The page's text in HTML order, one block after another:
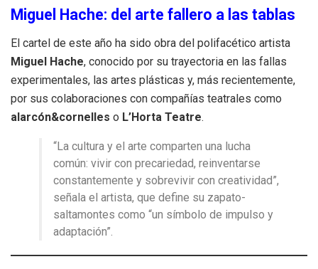
Miguel Hache: del arte fallero a las tablas
El cartel de este año ha sido obra del polifacético artista
Miguel Hache, conocido por su trayectoria en las fallas
experimentales, las artes plásticas y, más recientemente,
por sus colaboraciones con compañías teatrales como
alarcón&cornelles o L’Horta Teatre.
“La cultura y el arte comparten una lucha
común: vivir con precariedad, reinventarse
constantemente y sobrevivir con creatividad”,
señala el artista, que define su zapato-
saltamontes como “un símbolo de impulso y
adaptación”.